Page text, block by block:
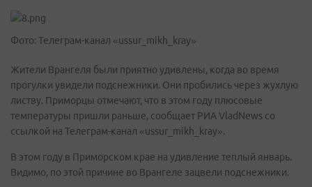
Фото: Телеграм-канал «ussur_mikh_kray»
Жители Врангеля были приятно удивлены, когда во время
прогулки увидели подснежники. Они пробились через жухлую
листву. Приморцы отмечают, что в этом году плюсовые
температуры пришли раньше, сообщает РИА VladNews со
ссылкой на Телеграм-канал «ussur_mikh_kray».
В этом году в Приморском крае на удивление теплый январь.
Видимо, по этой причине во Врангеле зацвели подснежники.